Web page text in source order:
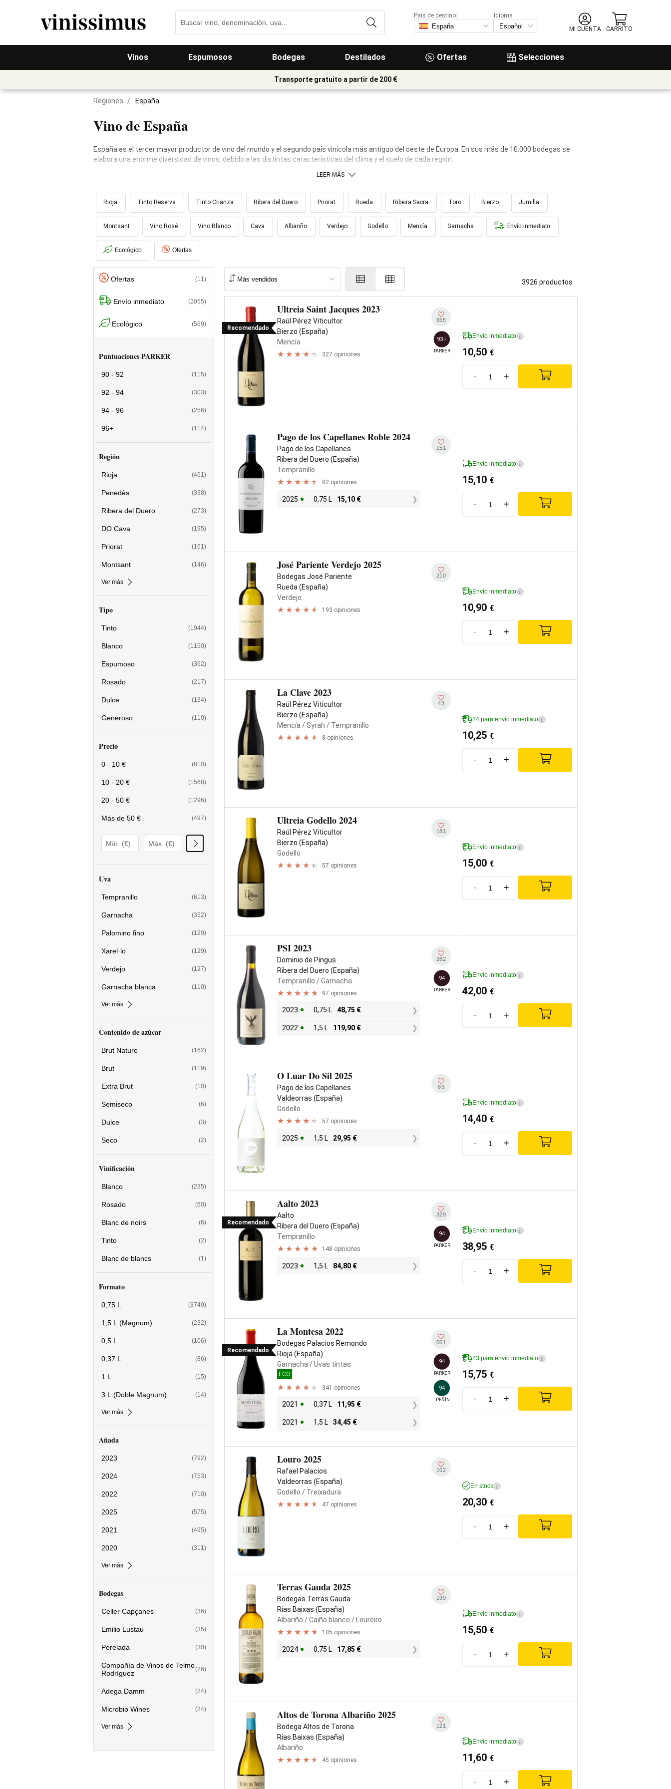
Vinos Espumosos Bodegas Destilados Ofertas Selecciones
País de destino:
Idioma
MI CUENTA
CARRITO
Transporte gratuito a partir de 200 €
Regiones / España
Vino de España
España es el tercer mayor productor de vino del mundo y el segundo país vinícola más antiguo del oeste de Europa. En sus más de 10.000 bodegas se
elabora una enorme diversidad de vinos, debido a las distintas características del clima y el suelo de cada región.
LEER MÁS
Rioja Tinto Reserva Tinto Crianza Ribera del Duero Priorat Rueda Ribeira Sacra Toro Bierzo Jumilla
Montsant Vino Rosé Vino Blanco Cava Albariño Verdejo Godello Mencía Garnacha Envío inmediato
Ecológico Ofertas
Ofertas (11)
Envío inmediato (2055)
Ecológico (569)
Puntuaciones PARKER
90 - 92 (115)
92 - 94 (303)
94 - 96 (256)
96+ (114)
Región
Rioja (461)
Penedès (338)
Ribera del Duero (273)
DO Cava (195)
Priorat (161)
Montsant (146)
Ver más
Tipo
Tinto (1944)
Blanco (1150)
Espumoso (362)
Rosado (217)
Dulce (134)
Generoso (119)
Precio
0 - 10 € (810)
10 - 20 € (1568)
20 - 50 € (1296)
Más de 50 € (497)
Uva
Tempranillo (613)
Garnacha (352)
Palomino fino (129)
Xarel·lo (129)
Verdejo (127)
Garnacha blanca (110)
Ver más
Contenido de azúcar
Brut Nature (162)
Brut (119)
Extra Brut (10)
Semiseco (6)
Dulce (3)
Seco (2)
Vinificación
Blanco (235)
Rosado (60)
Blanc de noirs (6)
Tinto (2)
Blanc de blancs (1)
Formato
0,75 L (3749)
1,5 L (Magnum) (232)
0,5 L (106)
0,37 L (86)
1 L (15)
3 L (Doble Magnum) (14)
Ver más
Añada
2023 (792)
2024 (753)
2022 (710)
2025 (575)
2021 (495)
2020 (311)
Ver más
Bodegas
Celler Capçanes (36)
Emilio Lustau (35)
Perelada (30)
Compañía de Vinos de Telmo
Rodríguez
(26)
Adega Damm (24)
Microbio Wines (24)
Ver más
3926 productos
Recomendado
Ultreia Saint Jacques 2023
Raúl Pérez Viticultor
Bierzo (España)
Mencía
327 opiniones
655
93+
PARKER
Envío inmediato i
10,50 €
- +
Pago de los Capellanes Roble 2024
Pago de los Capellanes
Ribera del Duero (España)
Tempranillo
82 opiniones
2025 0,75 L 15,10 €
151
Envío inmediato i
15,10 €
- +
José Pariente Verdejo 2025
Bodegas José Pariente
Rueda (España)
Verdejo
193 opiniones
210
Envío inmediato i
10,90 €
- +
La Clave 2023
Raúl Pérez Viticultor
Bierzo (España)
Mencía / Syrah / Tempranillo
8 opiniones
43
24 para envío inmediato i
10,25 €
- +
Ultreia Godello 2024
Raúl Pérez Viticultor
Bierzo (España)
Godello
57 opiniones
181
Envío inmediato i
15,00 €
- +
PSI 2023
Dominio de Pingus
Ribera del Duero (España)
Tempranillo / Garnacha
97 opiniones
2023 0,75 L 48,75 €
2022 1,5 L 119,90 €
282
94
PARKER
Envío inmediato i
42,00 €
- +
O Luar Do Sil 2025
Pago de los Capellanes
Valdeorras (España)
Godello
57 opiniones
2025 1,5 L 29,95 €
83
Envío inmediato i
14,40 €
- +
Recomendado
Aalto 2023
Aalto
Ribera del Duero (España)
Tempranillo
148 opiniones
2023 1,5 L 84,80 €
329
94
PARKER
Envío inmediato i
38,95 €
- +
Recomendado
La Montesa 2022
Bodegas Palacios Remondo
Rioja (España)
Garnacha / Uvas tintas
ECO
341 opiniones
2021 0,37 L 11,95 €
2021 1,5 L 34,45 €
561
94
PARKER
94
PEÑÍN
23 para envío inmediato i
15,75 €
- +
Louro 2025
Rafael Palacios
Valdeorras (España)
Godello / Treixadura
47 opiniones
102
En stock i
20,30 €
- +
Terras Gauda 2025
Bodegas Terras Gauda
Rías Baixas (España)
Albariño / Caiño blanco / Loureiro
105 opiniones
2024 0,75 L 17,85 €
199
Envío inmediato i
15,50 €
- +
Altos de Torona Albariño 2025
Bodega Altos de Torona
Rías Baixas (España)
Albariño
45 opiniones
121
Envío inmediato i
11,60 €
- +